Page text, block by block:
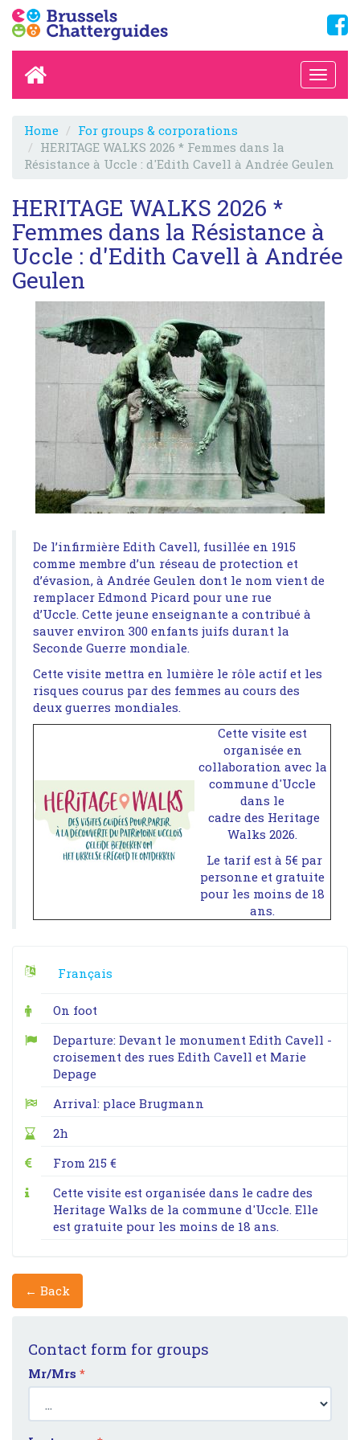
Home
For groups & corporations
HERITAGE WALKS 2026 * Femmes dans la
Résistance à Uccle : d'Edith Cavell à Andrée Geulen
HERITAGE WALKS 2026 *
Femmes dans la Résistance à
Uccle : d'Edith Cavell à Andrée
Geulen
De l’infirmière Edith Cavell, fusillée en 1915
comme membre d’un réseau de protection et
d’évasion, à Andrée Geulen dont le nom vient de
remplacer Edmond Picard pour une rue
d’Uccle. Cette jeune enseignante a contribué à
sauver environ 300 enfants juifs durant la
Seconde Guerre mondiale.
Cette visite mettra en lumière le rôle actif et les
risques courus par des femmes au cours des
deux guerres mondiales.
Cette visite est
organisée en
collaboration avec la
commune d'Uccle
dans le
cadre des Heritage
Walks 2026.
Le tarif est à 5€ par
personne et gratuite
pour les moins de 18
ans.
Français
On foot
Departure: Devant le monument Edith Cavell -
croisement des rues Edith Cavell et Marie
Depage
Arrival: place Brugmann
2h
From 215 €
Cette visite est organisée dans le cadre des
Heritage Walks de la commune d'Uccle. Elle
est gratuite pour les moins de 18 ans.
← Back
Contact form for groups
Mr/Mrs *